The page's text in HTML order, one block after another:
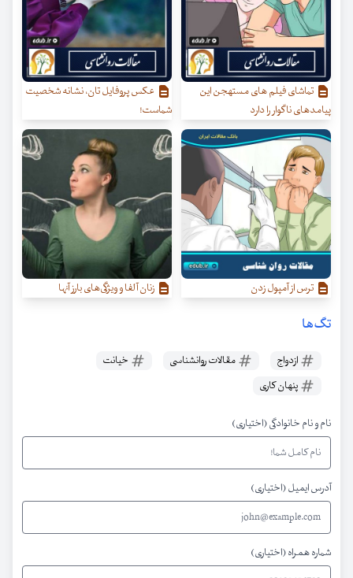
تماشای فیلم های مستهجن این
پیامدهای ناگوار را دارد
عکس پروفایل تان، نشانه شخصیت
شماست!
ترس از آمپول زدن زنان آلفا و ویژگی‌‌های بارز آنها
تگ‌ها
ازدواج مقالات روانشناسی
خیانت
پنهان کاری
نام و نام خانوادگی (اختیاری)
آدرس ایمیل (اختیاری)
شماره همراه (اختیاری)